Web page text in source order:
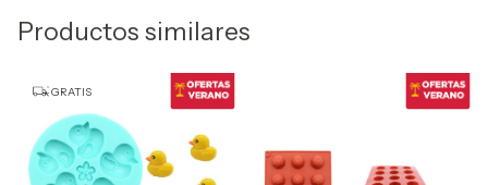
Productos similares
GRATIS